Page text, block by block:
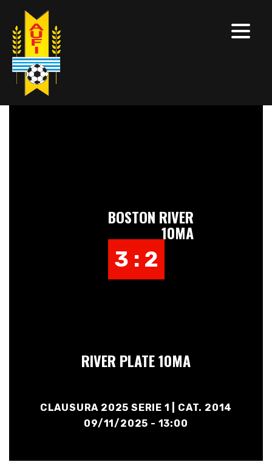
BOSTON RIVER
10MA
3 : 2
RIVER PLATE 10MA
CLAUSURA 2025 SERIE 1 | CAT. 2014
09/11/2025 - 13:00